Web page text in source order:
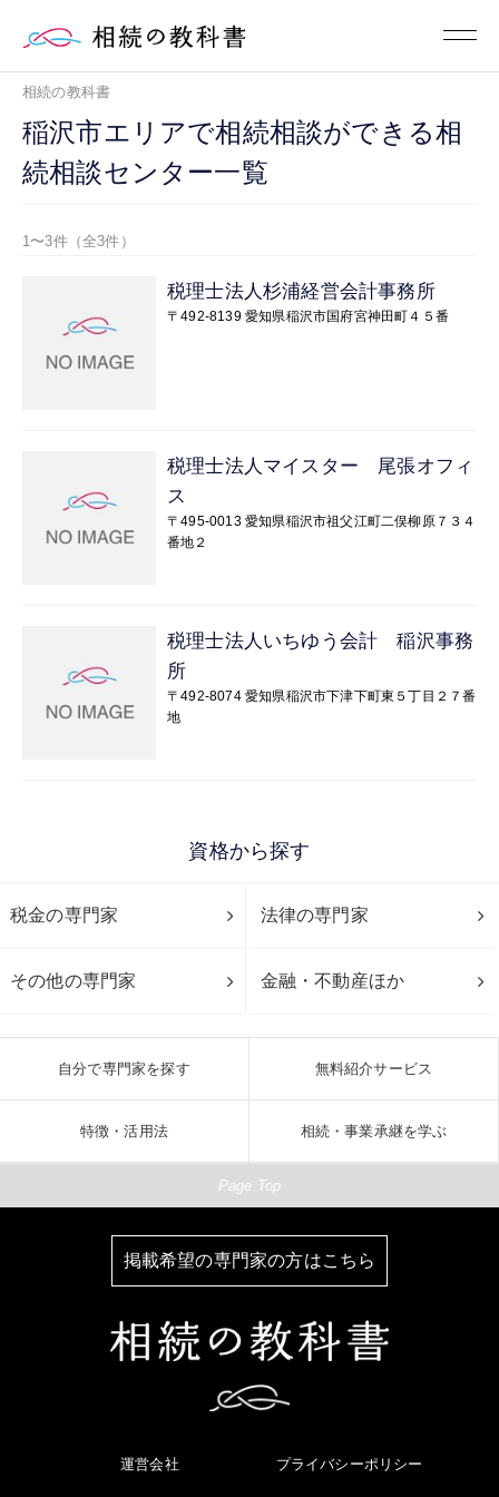
相続の教科書
稲沢市エリアで相続相談ができる相
続相談センター一覧
1〜3件（全3件）
税理士法人杉浦経営会計事務所
〒492-8139 愛知県稲沢市国府宮神田町４５番
税理士法人マイスター 尾張オフィ
ス
〒495-0013 愛知県稲沢市祖父江町二俣柳原７３４
番地２
税理士法人いちゆう会計 稲沢事務
所
〒492-8074 愛知県稲沢市下津下町東５丁目２７番
地
資格から探す
税金の専門家 法律の専門家
その他の専門家 金融・不動産ほか
自分で専門家を探す 無料紹介サービス
特徴・活用法 相続・事業承継を学ぶ
Page Top
掲載希望の専門家の方はこちら
運営会社 プライバシーポリシー